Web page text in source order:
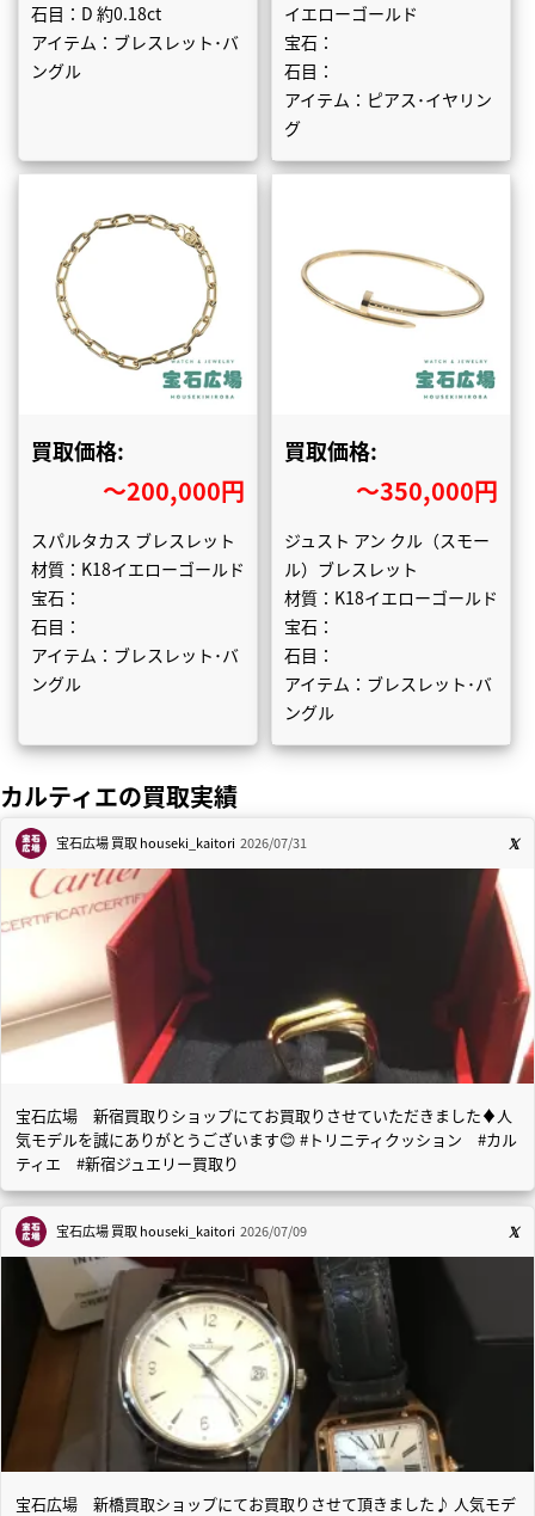
石目：D 約0.18ct
アイテム：ブレスレット･バ
ングル
イエローゴールド
宝石：
石目：
アイテム：ピアス･イヤリン
グ
買取価格:
〜200,000円
スパルタカス ブレスレット
材質：K18イエローゴールド
宝石：
石目：
アイテム：ブレスレット･バ
ングル
買取価格:
〜350,000円
ジュスト アン クル（スモー
ル）ブレスレット
材質：K18イエローゴールド
宝石：
石目：
アイテム：ブレスレット･バ
ングル
カルティエの買取実績
宝石広場 買取houseki_kaitori 2026/07/31
宝石広場 新宿買取りショップにてお買取りさせていただきました♦️人
気モデルを誠にありがとうございます😊 #トリニティクッション #カル
ティエ #新宿ジュエリー買取り
宝石広場 買取houseki_kaitori 2026/07/09
宝石広場 新橋買取ショップにてお買取りさせて頂きました♪ 人気モデ